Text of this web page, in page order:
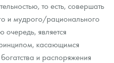
то есть, совершать
и мудрого/рационального
является
касающимся
и распоряжения